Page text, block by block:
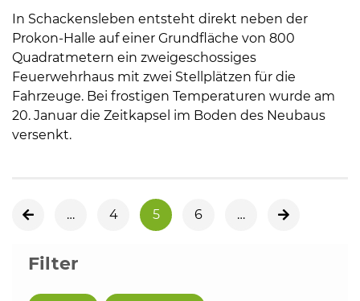
In Schackensleben entsteht direkt neben der
Prokon-Halle auf einer Grundfläche von 800
Quadratmetern ein zweigeschossiges
Feuerwehrhaus mit zwei Stellplätzen für die
Fahrzeuge. Bei frostigen Temperaturen wurde am
20. Januar die Zeitkapsel im Boden des Neubaus
versenkt.
vorherige Seite
… 4 5 6 … nächste
Filter